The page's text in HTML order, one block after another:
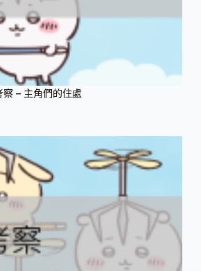
– 主角們的住處